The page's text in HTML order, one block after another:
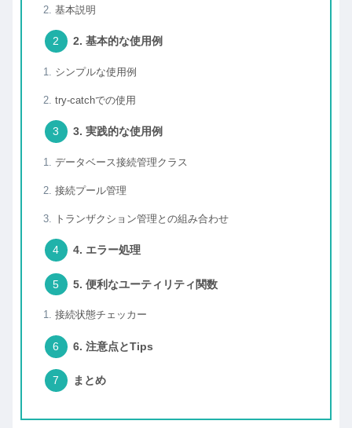
基本説明
2. 基本的な使用例
シンプルな使用例
try-catchでの使用
3. 実践的な使用例
データベース接続管理クラス
接続プール管理
トランザクション管理との組み合わせ
4. エラー処理
5. 便利なユーティリティ関数
接続状態チェッカー
6. 注意点とTips
まとめ